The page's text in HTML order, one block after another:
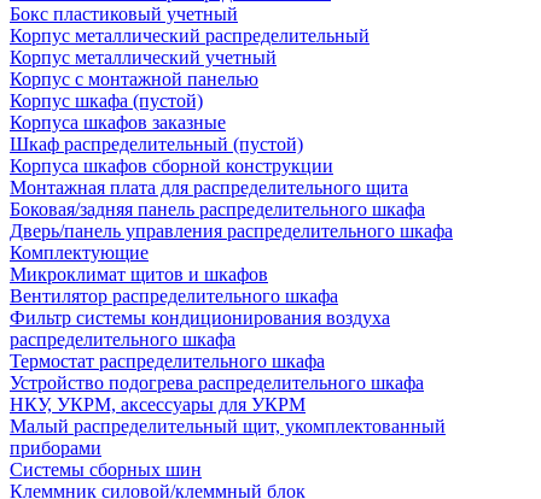
Бокс пластиковый учетный
Корпус металлический распределительный
Корпус металлический учетный
Корпус с монтажной панелью
Корпус шкафа (пустой)
Корпуса шкафов заказные
Шкаф распределительный (пустой)
Корпуса шкафов сборной конструкции
Монтажная плата для распределительного щита
Боковая/задняя панель распределительного шкафа
Дверь/панель управления распределительного шкафа
Комплектующие
Микроклимат щитов и шкафов
Вентилятор распределительного шкафа
Фильтр системы кондиционирования воздуха
распределительного шкафа
Термостат распределительного шкафа
Устройство подогрева распределительного шкафа
НКУ, УКРМ, аксессуары для УКРМ
Малый распределительный щит, укомплектованный
приборами
Системы сборных шин
Клеммник силовой/клеммный блок